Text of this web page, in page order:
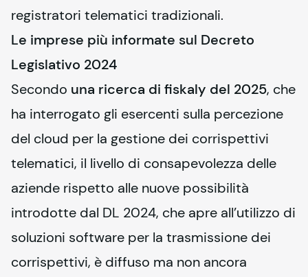
registratori telematici tradizionali.
Le imprese più informate sul Decreto
Legislativo 2024
Secondo una ricerca di fiskaly del 2025, che
ha interrogato gli esercenti sulla percezione
del cloud per la gestione dei corrispettivi
telematici, il livello di consapevolezza delle
aziende rispetto alle nuove possibilità
introdotte dal DL 2024, che apre all’utilizzo di
soluzioni software per la trasmissione dei
corrispettivi, è diffuso ma non ancora